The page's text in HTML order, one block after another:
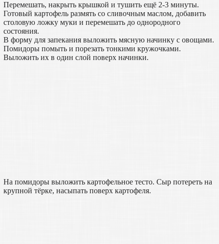
Перемешать, накрыть крышкой и тушить ещё 2-3 минуты.
Готовый картофель размять со сливочным маслом, добавить
столовую ложку муки и перемешать до однородного
состояния.
В форму для запекания выложить мясную начинку с овощами.
Помидоры помыть и порезать тонкими кружочками.
Выложить их в один слой поверх начинки.
На помидоры выложить картофельное тесто. Сыр потереть на
крупной тёрке, насыпать поверх картофеля.